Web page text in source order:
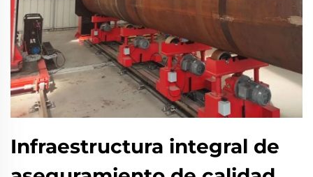
Infraestructura integral de